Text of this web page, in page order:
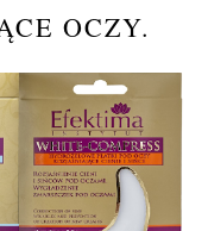
OCZY.